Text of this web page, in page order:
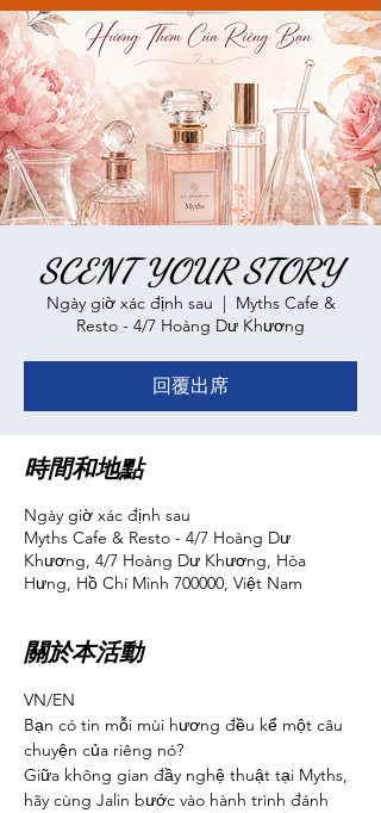
SCENT YOUR STORY
Ngày giờ xác định sau
  |
Myths Cafe &
Resto - 4/7 Hoàng Dư Khương
回覆出席
時間和地點
Ngày giờ xác định sau
Myths Cafe & Resto - 4/7 Hoàng Dư
Khương, 4/7 Hoàng Dư Khương, Hòa
Hưng, Hồ Chí Minh 700000, Việt Nam
關於本活動
VN/EN
Bạn có tin mỗi mùi hương đều kể một câu
chuyện của riêng nó?
Giữa không gian đầy nghệ thuật tại Myths,
hãy cùng Jalin bước vào hành trình đánh